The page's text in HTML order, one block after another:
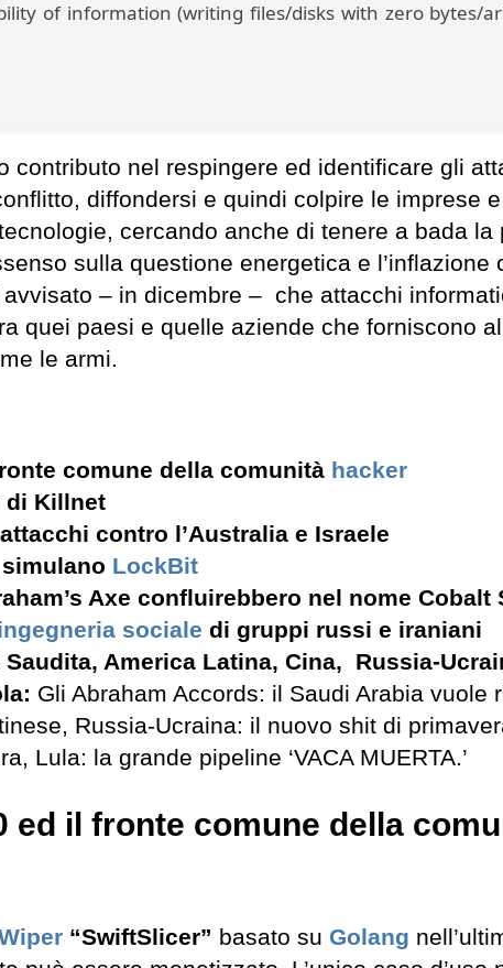
of information (writing files/disks with zero bytes/
contributo nel respingere ed identificare gli
diffondersi e quindi colpire le imprese
cercando anche di tenere a bada la
sulla questione energetica e l’inflazione
– in dicembre – che attacchi
quei paesi e quelle aziende che forniscono
le armi.
comune della comunità hacker
di Killnet
contro l’Australia e Israele
LockBit
Axe confluirebbero nel nome Cobalt
sociale di gruppi russi e iraniani
America Latina, Cina, Russia-
Gli Abraham Accords: il Saudi Arabia vuole
Russia-Ucraina: il nuovo shit di
Lula: la grande pipeline ‘VACA MUERTA.’
ed il fronte comune della
“SwiftSlicer” basato su Golang